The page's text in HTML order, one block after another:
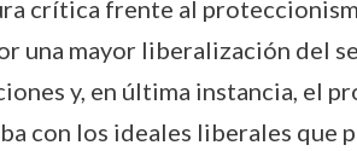
crítica frente al
una mayor liberalización del
y, en última instancia, el
con los ideales liberales